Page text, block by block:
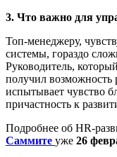
3. Что важно для
Топ-менеджеру,
системы, гораздо
Руководитель,
получил возможность
испытывает чувство
причастность к
Подробнее об HR-
Саммите уже 26